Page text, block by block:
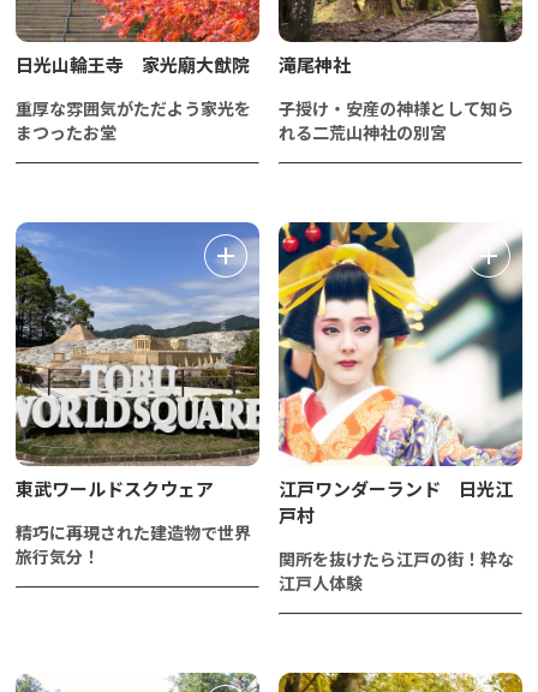
日光山輪王寺 家光廟大猷院
重厚な雰囲気がただよう家光を
まつったお堂
滝尾神社
子授け・安産の神様として知ら
れる二荒山神社の別宮
東武ワールドスクウェア
精巧に再現された建造物で世界
旅行気分！
江戸ワンダーランド 日光江
戸村
関所を抜けたら江戸の街！粋な
江戸人体験